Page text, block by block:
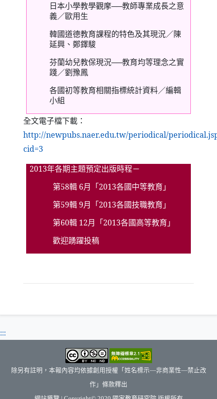
日本小學教學觀摩──教師專業成長之意
義／歐用生
韓國道德教育課程的特色及其現況／陳
延興、鄭鐸駿
芬蘭幼兒教保現況──教育均等理念之實
踐／劉豫鳳
各國初等教育相關指標統計資料／編輯
小組
全文電子檔下載：
http://newpubs.naer.edu.tw/periodical/
cid=3
2013年各期主題預定出版時程－
第58輯 6月「2013各國中等教育」
第59輯9月「2013各國技職教育」
第60輯 12月「2013各國高等教育」
歡迎踴躍投稿
:::
除另有註明，本報內容均依據創用授權「姓名標示—非商業性—禁止改
作」條款釋出
（另開新視窗）